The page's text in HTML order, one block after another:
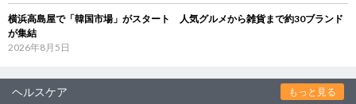
横浜高島屋で「韓国市場」がスタート 人気グルメから雑貨まで約30ブランド
が集結
2026年8月5日
ヘルスケア もっと見る